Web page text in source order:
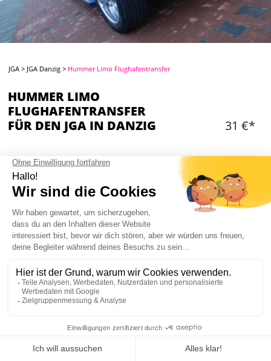
JGA > JGA Danzig > Hummer Limo Flughafentransfer
HUMMER LIMO
FLUGHAFENTRANSFER
FÜR DEN JGA IN DANZIG
31 €*
Hinzufügen
WAS IST ENTHALTEN?
Hummer Limousine
Empfang und Begleitung von lokaler Betreuerin
Alkohol kann in der Limo gekauft werden
Mein JGA in Danzig